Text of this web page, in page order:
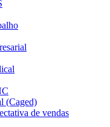
(Caged)
de vendas